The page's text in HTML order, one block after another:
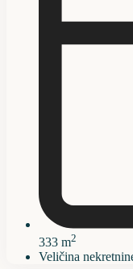
333 m2
Veličina